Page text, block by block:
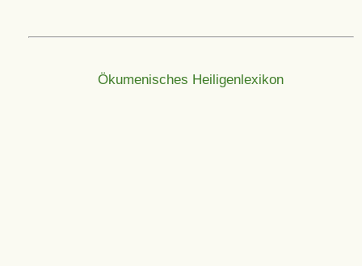
Ökumenisches Heiligenlexikon